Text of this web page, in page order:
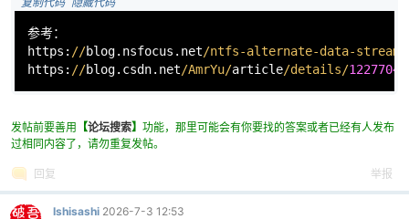
复制代码 隐藏代码
参考：
https: //blog.nsfocus.net/ntfs-alternate-data-
https: //blog.csdn.net/AmrYu/article/details/
发帖前要善用 【论坛搜索】 功能，那里可能会有你要找的答案或者已经有人发布
过相同内容了，请勿重复发帖。
回复 举报
Ishisashi 2026-7-3 12:53